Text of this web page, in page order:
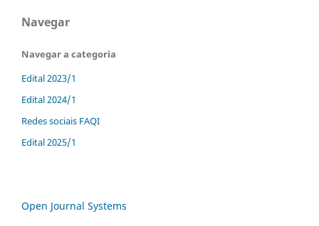
Navegar
Navegar a categoria
Edital 2023/1
Edital 2024/1
Redes sociais FAQI
Edital 2025/1
Open Journal Systems